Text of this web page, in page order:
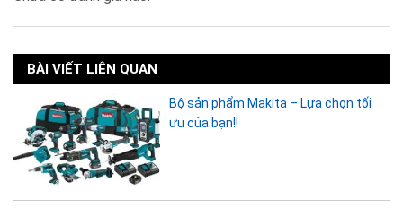
BÀI VIẾT LIÊN QUAN
Bộ sản phẩm Makita – Lựa chọn tối
ưu của bạn!!